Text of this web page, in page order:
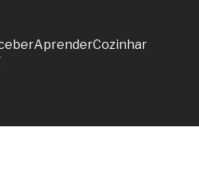
AprenderCozinhar